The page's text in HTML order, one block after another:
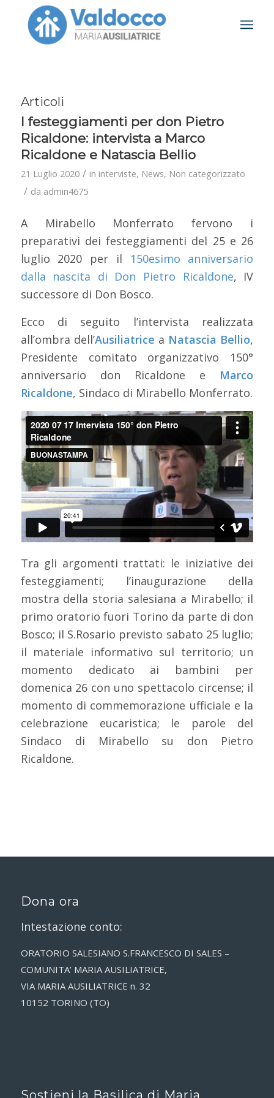
Articoli
I festeggiamenti per don Pietro
Ricaldone: intervista a Marco
Ricaldone e Natascia Bellio
21 Luglio 2020 / in interviste, News, Non categorizzato
/ da admin4675
A Mirabello Monferrato fervono i
preparativi dei festeggiamenti del 25 e 26
luglio 2020 per il 150esimo anniversario
dalla nascita di Don Pietro Ricaldone, IV
successore di Don Bosco.
Ecco di seguito l’intervista realizzata
all’ombra dell’Ausiliatrice a Natascia Bellio,
Presidente comitato organizzativo 150°
anniversario don Ricaldone e Marco
Ricaldone, Sindaco di Mirabello Monferrato.
Tra gli argomenti trattati: le iniziative dei
festeggiamenti; l’inaugurazione della
mostra della storia salesiana a Mirabello; il
primo oratorio fuori Torino da parte di don
Bosco; il S.Rosario previsto sabato 25 luglio;
il materiale informativo sul territorio; un
momento dedicato ai bambini per
domenica 26 con uno spettacolo circense; il
momento di commemorazione ufficiale e la
celebrazione eucaristica; le parole del
Sindaco di Mirabello su don Pietro
Ricaldone.
Dona ora
Intestazione conto:
ORATORIO SALESIANO S.FRANCESCO DI SALES –
COMUNITA’ MARIA AUSILIATRICE,
VIA MARIA AUSILIATRICE n. 32
10152 TORINO (TO)
Sostieni la Basilica di Maria